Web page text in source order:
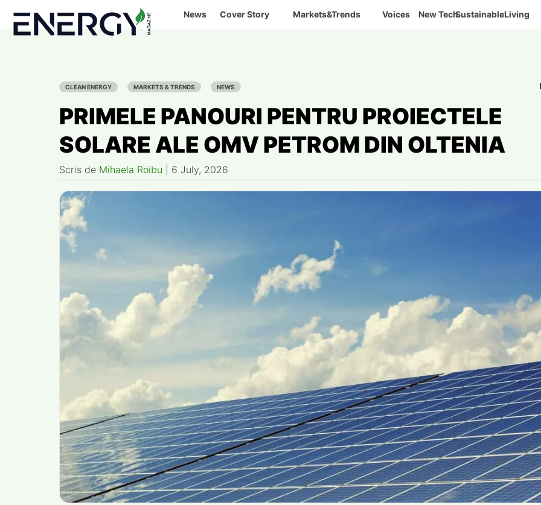
content
News Cover Story Markets&Trends Voices New TechSustainableLiving
CLEAN ENERGY MARKETS & TRENDS NEWS
PRIMELE PANOURI PENTRU PROIECTELE
SOLARE ALE OMV PETROM DIN OLTENIA
Scris de Mihaela Roibu 6 July, 2026